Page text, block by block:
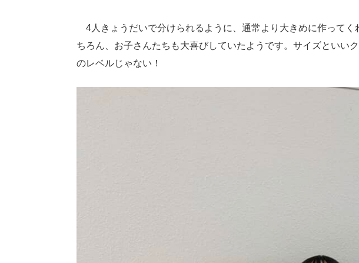
4人きょうだいで分けられるように、通常より大きめに作ってく
ちろん、お子さんたちも大喜びしていたようです。サイズといい
のレベルじゃない！